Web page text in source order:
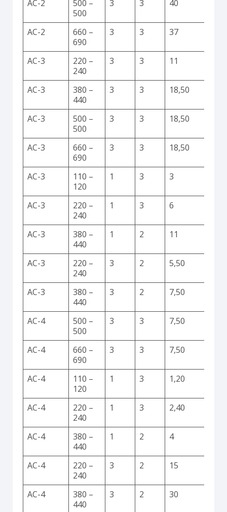
AC-2
500 –
500
3 3 40
AC-2
660 –
690
3 3 37
AC-3
220 –
240
3 3 11
AC-3
380 –
440
3 3 18,50
AC-3
500 –
500
3 3 18,50
AC-3
660 –
690
3 3 18,50
AC-3
110 –
120
1 3 3
AC-3
220 –
240
1 3 6
AC-3
380 –
440
1 2 11
AC-3
220 –
240
3 2 5,50
AC-3
380 –
440
3 2 7,50
AC-4
500 –
500
3 3 7,50
AC-4
660 –
690
3 3 7,50
AC-4
110 –
120
1 3 1,20
AC-4
220 –
240
1 3 2,40
AC-4
380 –
440
1 2 4
AC-4
220 –
240
3 2 15
AC-4
380 –
440
3 2 30